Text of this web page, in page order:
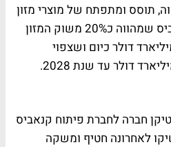
תוסס ומתפתח של מוצרי מזון
פונקציונליים מבוססי קנאביס שמהווה כ20% משוק המזון
ששוויו 258 מיליארד דולר כיום ושצפוי
חברה לחברת פיתוח קנאביס
לאחרונה חטיף ומשקה